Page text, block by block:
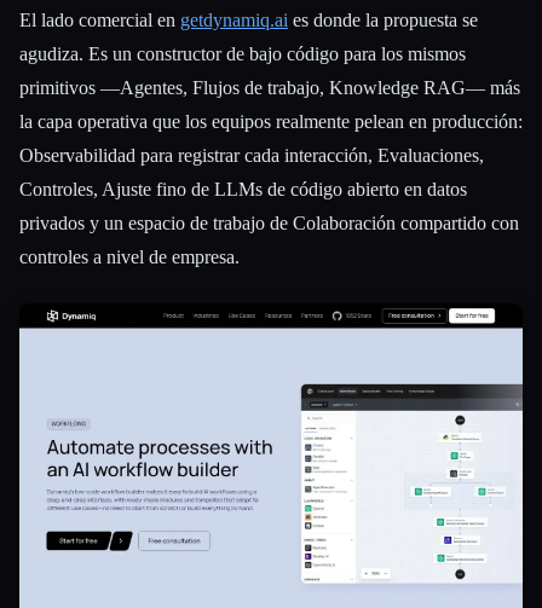
El lado comercial en getdynamiq.ai es donde la propuesta se
agudiza. Es un constructor de bajo código para los mismos
primitivos —Agentes, Flujos de trabajo, Knowledge RAG— más
la capa operativa que los equipos realmente pelean en producción:
Observabilidad para registrar cada interacción, Evaluaciones,
Controles, Ajuste fino de LLMs de código abierto en datos
privados y un espacio de trabajo de Colaboración compartido con
controles a nivel de empresa.